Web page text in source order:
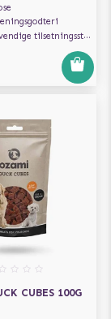
tilsetningsstoffer
CUBES 100G